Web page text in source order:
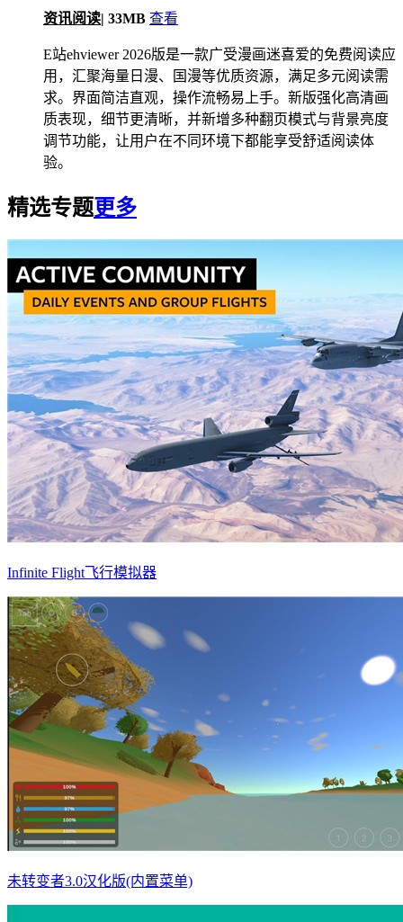
资讯阅读| 33MB 查看
E站ehviewer 2026版是一款广受漫画迷喜爱的免费阅读应
用，汇聚海量日漫、国漫等优质资源，满足多元阅读需
求。界面简洁直观，操作流畅易上手。新版强化高清画
质表现，细节更清晰，并新增多种翻页模式与背景亮度
调节功能，让用户在不同环境下都能享受舒适阅读体
验。
精选专题更多
Infinite Flight飞行模拟器
未转变者3.0汉化版(内置菜单)